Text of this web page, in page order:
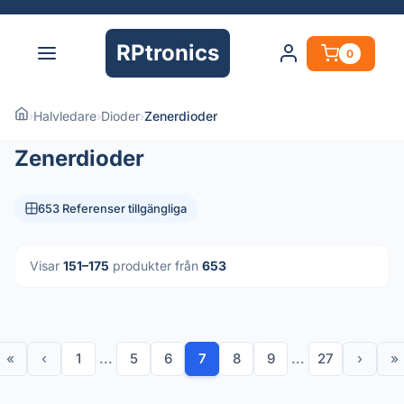
RPtronics 0
›Halvledare›Dioder›Zenerdioder
Zenerdioder
653 Referenser tillgängliga
Visar 151–175 produkter från 653
« ‹ 1 ... 5 6 7 8 9 ... 27 › »